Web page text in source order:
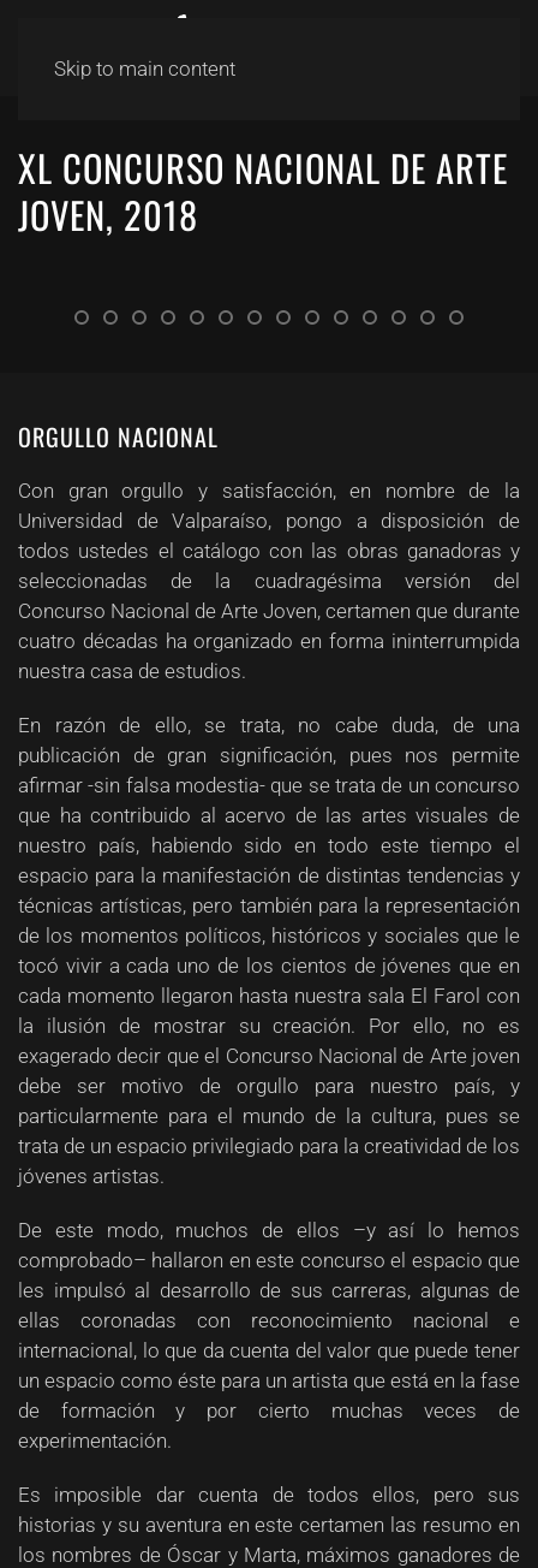
Skip to main content
XL CONCURSO NACIONAL DE ARTE
JOVEN, 2018
ORGULLO NACIONAL
Con gran orgullo y satisfacción, en nombre de la
Universidad de Valparaíso, pongo a disposición de
todos ustedes el catálogo con las obras ganadoras y
seleccionadas de la cuadragésima versión del
Concurso Nacional de Arte Joven, certamen que durante
cuatro décadas ha organizado en forma ininterrumpida
nuestra casa de estudios.
En razón de ello, se trata, no cabe duda, de una
publicación de gran significación, pues nos permite
afirmar -sin falsa modestia- que se trata de un concurso
que ha contribuido al acervo de las artes visuales de
nuestro país, habiendo sido en todo este tiempo el
espacio para la manifestación de distintas tendencias y
técnicas artísticas, pero también para la representación
de los momentos políticos, históricos y sociales que le
tocó vivir a cada uno de los cientos de jóvenes que en
cada momento llegaron hasta nuestra sala El Farol con
la ilusión de mostrar su creación. Por ello, no es
exagerado decir que el Concurso Nacional de Arte joven
debe ser motivo de orgullo para nuestro país, y
particularmente para el mundo de la cultura, pues se
trata de un espacio privilegiado para la creatividad de los
jóvenes artistas.
De este modo, muchos de ellos –y así lo hemos
comprobado– hallaron en este concurso el espacio que
les impulsó al desarrollo de sus carreras, algunas de
ellas coronadas con reconocimiento nacional e
internacional, lo que da cuenta del valor que puede tener
un espacio como éste para un artista que está en la fase
de formación y por cierto muchas veces de
experimentación.
Es imposible dar cuenta de todos ellos, pero sus
historias y su aventura en este certamen las resumo en
los nombres de Óscar y Marta, máximos ganadores de